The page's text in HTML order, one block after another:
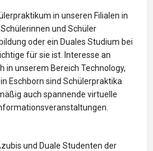
in unseren Filialen in
und Schüler
oder ein Duales Studium bei
für sie ist. Interesse an
in unserem Bereich Technology,
Eschborn sind Schülerpraktika
auch spannende virtuelle
und Duale Studenten der